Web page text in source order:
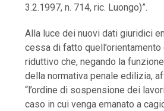
3.2.1997, n. 714, ric. Luongo)”.
Alla luce dei nuovi dati giuridici
cessa di fatto
riduttivo che, negando la
della normativa penale edilizia,
“l’ordine di sospensione dei
caso in cui venga emanato a